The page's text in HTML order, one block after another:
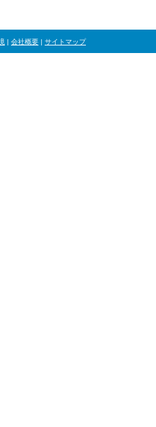
| 会社概要 | サイトマップ